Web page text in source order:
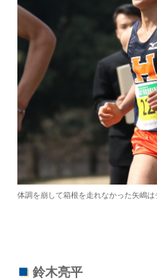
体調を崩して箱根を走れなかった矢嶋
鈴木亮平